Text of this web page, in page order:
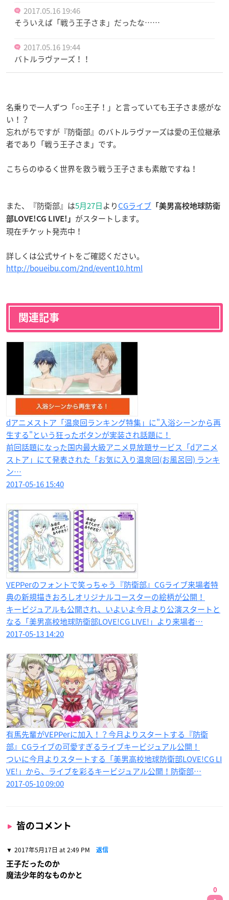
2017.05.16 19:46
そういえば「戦う王子さま」だったな……
2017.05.16 19:44
バトルラヴァーズ！！
名乗りで一人ずつ「○○王子！」と言っていても王子さま感がな
い！？
忘れがちですが『防衛部』のバトルラヴァーズは愛の王位継承
者であり「戦う王子さま」です。
こちらのゆるく世界を救う戦う王子さまも素敵ですね！
また、『防衛部』は5月27日よりCGライブ 「美男高校地球防衛
部LOVE!CG LIVE!」 がスタートします。
現在チケット発売中！
詳しくは公式サイトをご確認ください。
http://boueibu.com/2nd/event10.html
関連記事
dアニメストア「温泉回ランキング特集」に"入浴シーンから再
生する"という狂ったボタンが実装され話題に！
前回話題になった国内最大級アニメ見放題サービス「dアニメ
ストア」にて発表された「お気に入り温泉回(お風呂回) ランキ
ン…
2017-05-16 15:40
VEPPerのフォントで笑っちゃう『防衛部』CGライブ来場者特
典の新規描きおろしオリジナルコースターの絵柄が公開！
キービジュアルも公開され、いよいよ今月より公演スタートと
なる「美男高校地球防衛部LOVE!CG LIVE!」より来場者…
2017-05-13 14:20
有馬先輩がVEPPerに加入！？今月よりスタートする『防衛
部』CGライブの可愛すぎるライブキービジュアル公開！
ついに今月よりスタートする「美男高校地球防衛部LOVE!CG LI
VE!」から、ライブを彩るキービジュアル公開！防衛部…
2017-05-10 09:00
皆のコメント
2017年5月17日 at 2:49 PM 返信
王子だったのか
魔法少年的なものかと
0